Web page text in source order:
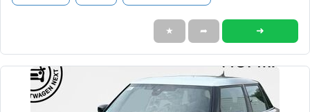
★ ➦ ➜